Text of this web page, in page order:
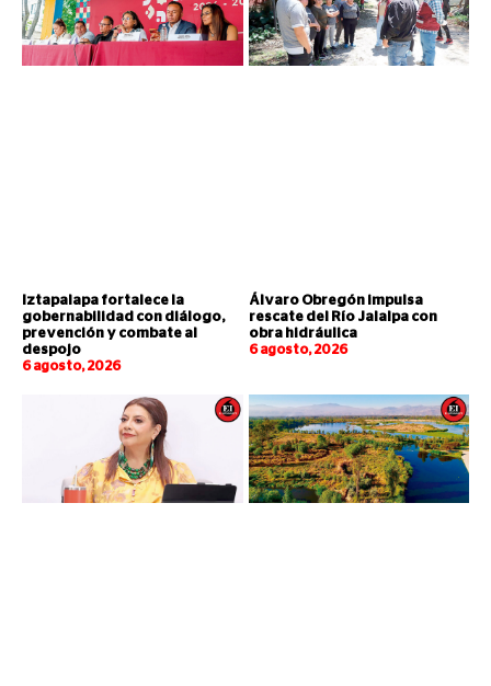
Iztapalapa fortalece la
gobernabilidad con diálogo,
prevención y combate al
despojo
6 agosto, 2026
Álvaro Obregón impulsa
rescate del Río Jalalpa con
obra hidráulica
6 agosto, 2026